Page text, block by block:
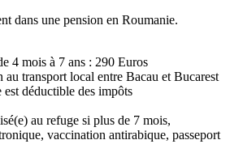
dans une pension en Roumanie.
mois à 7 ans : 290 Euros
transport local entre Bacau et Bucarest
est déductible des impôts
au refuge si plus de 7 mois,
vaccination antirabique, passeport